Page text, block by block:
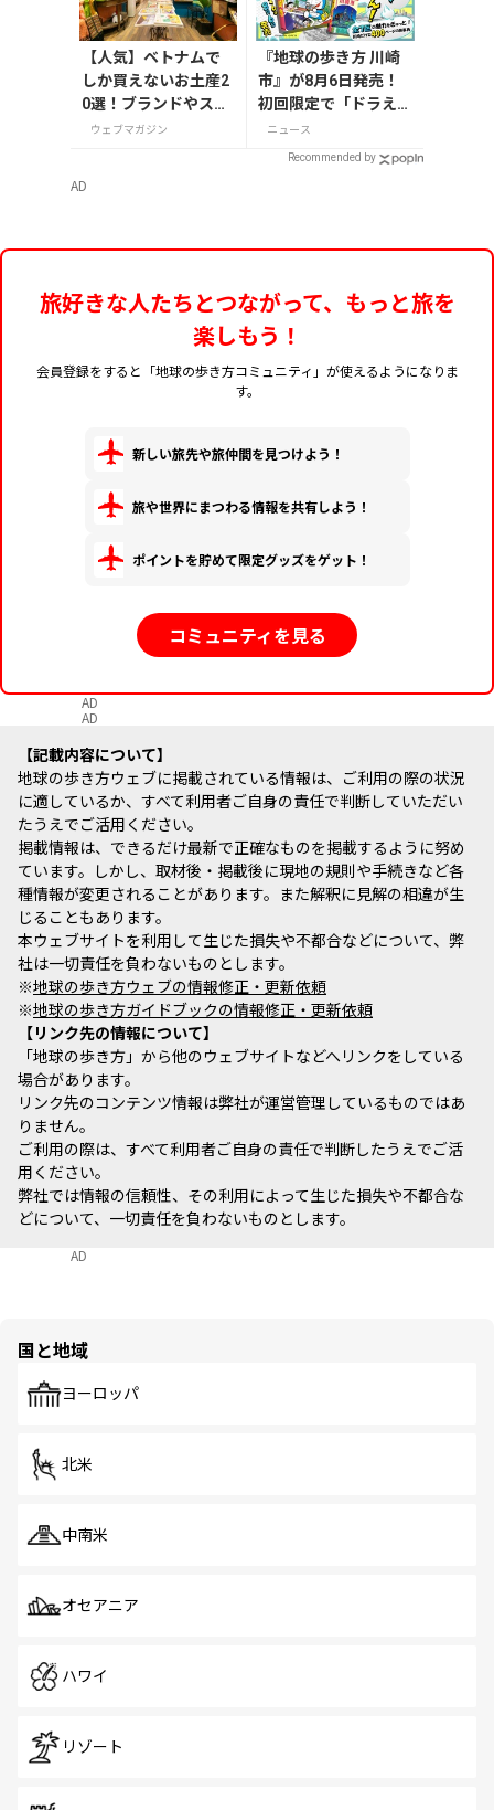
【人気】ベトナムで
しか買えないお土産2
0選！ブランドやスー
パーのお菓子や雑貨
ウェブマガジン
『地球の歩き方 川崎
市』が8月6日発売！
初回限定で「ドラえも
ん」描き下ろし特別カ
バー付き
ニュース
Recommended by
AD
旅好きな人たちとつながって、もっと旅を
楽しもう！
会員登録をすると「地球の歩き方コミュニティ」が使えるようになりま
す。
新しい旅先や旅仲間を見つけよう！
旅や世界にまつわる情報を共有しよう！
ポイントを貯めて限定グッズをゲット！
コミュニティを見る
AD
AD
記載内容について
地球の歩き方ウェブに掲載されている情報は、ご利用の際の状況
に適しているか、すべて利用者ご自身の責任で判断していただい
たうえでご活用ください。
掲載情報は、できるだけ最新で正確なものを掲載するように努め
ています。しかし、取材後・掲載後に現地の規則や手続きなど各
種情報が変更されることがあります。また解釈に見解の相違が生
じることもあります。
本ウェブサイトを利用して生じた損失や不都合などについて、弊
社は一切責任を負わないものとします。
※地球の歩き方ウェブの情報修正・更新依頼
※地球の歩き方ガイドブックの情報修正・更新依頼
リンク先の情報について
「地球の歩き方」から他のウェブサイトなどへリンクをしている
場合があります。
リンク先のコンテンツ情報は弊社が運営管理しているものではあ
りません。
ご利用の際は、すべて利用者ご自身の責任で判断したうえでご活
用ください。
弊社では情報の信頼性、その利用によって生じた損失や不都合な
どについて、一切責任を負わないものとします。
AD
国と地域
ヨーロッパ
北米
中南米
オセアニア
ハワイ
リゾート